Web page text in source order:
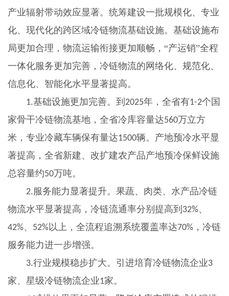
产业辐射带动效应显著。统筹建设一批规模化、专业
化、现代化的跨区域冷链物流基础设施。基础设施布
局更加合理，物流运输衔接更加顺畅，“产运销”全程
一体化服务更加完善，冷链物流的网络化、规范化、
信息化、智能化水平显著提高。
1.基础设施更加完善。到 2025年，全省有1-2个国
家骨干冷链物流基地，全省冷库容量达560万立方
米，专业冷藏车辆保有量达1500辆。产地预冷水平显
著提高，全省新建、改扩建农产品产地预冷保鲜设施
总容量约50万吨。
2.服务能力显著提升。果蔬、肉类、水产品冷链
物流水平显著提高，冷链流通率分别提高到 32%、
42%、 52%以上，全流程追溯系统覆盖率达70% ，冷链
服务能力进一步增强。
3.行业规模稳步扩大。引进培育冷链物流企业3
家、星级冷链物流企业1家。